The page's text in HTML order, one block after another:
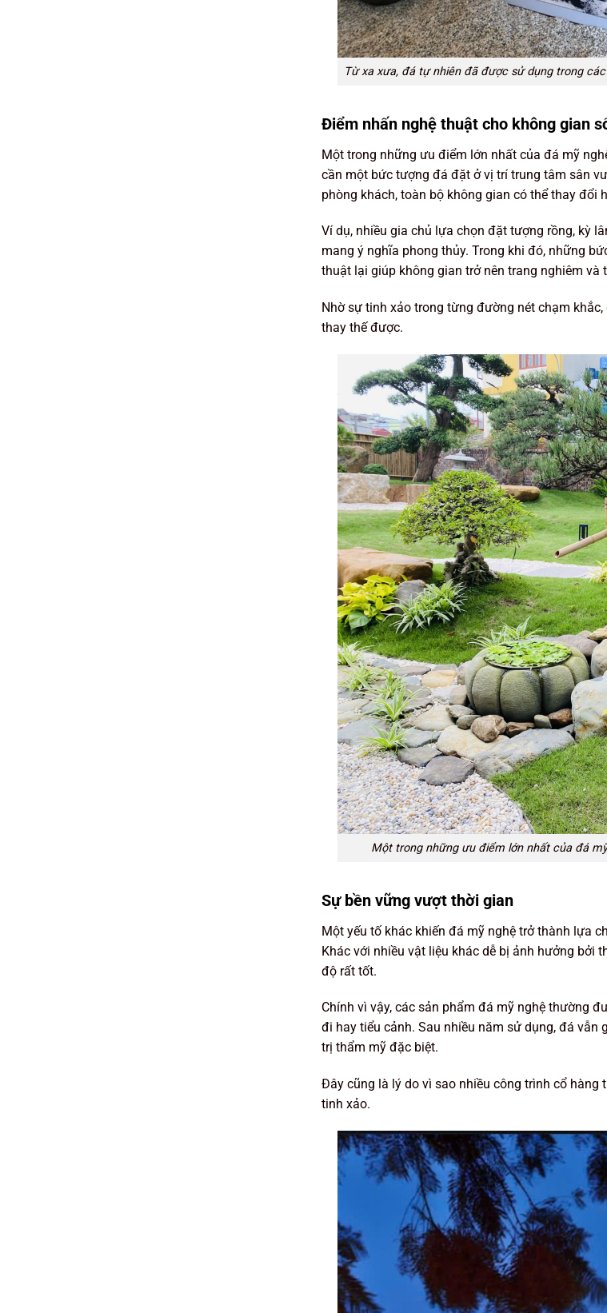
Từ xa xưa, đá tự nhiên đã được sử dụng trong
Điểm nhấn nghệ thuật cho không gian
Một trong những ưu điểm lớn nhất của đá mỹ
cần một bức tượng đá đặt ở vị trí trung tâm sân
phòng khách, toàn bộ không gian có thể thay đổi
Ví dụ, nhiều gia chủ lựa chọn đặt tượng rồng, kỳ
mang ý nghĩa phong thủy. Trong khi đó, những
thuật lại giúp không gian trở nên trang nghiêm và
Nhờ sự tinh xảo trong từng đường nét chạm
thay thế được.
Một trong những ưu điểm lớn nhất của đá
Sự bền vững vượt thời gian
Một yếu tố khác khiến đá mỹ nghệ trở thành lựa
Khác với nhiều vật liệu khác dễ bị ảnh hưởng bởi
độ rất tốt.
Chính vì vậy, các sản phẩm đá mỹ nghệ thường
đi hay tiểu cảnh. Sau nhiều năm sử dụng, đá
trị thẩm mỹ đặc biệt.
Đây cũng là lý do vì sao nhiều công trình cổ
tinh xảo.